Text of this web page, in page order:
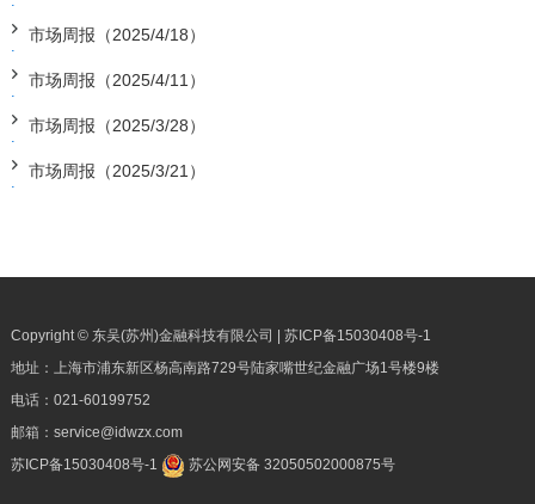
市场周报（2025/4/18）
市场周报（2025/4/11）
市场周报（2025/3/28）
市场周报（2025/3/21）
Copyright © 东吴(苏州)金融科技有限公司 | 苏ICP备15030408号-1
地址：上海市浦东新区杨高南路729号陆家嘴世纪金融广场1号楼9楼
电话： 021-60199752
邮箱： service@idwzx.com
苏ICP备15030408号-1
苏公网安备 32050502000875号